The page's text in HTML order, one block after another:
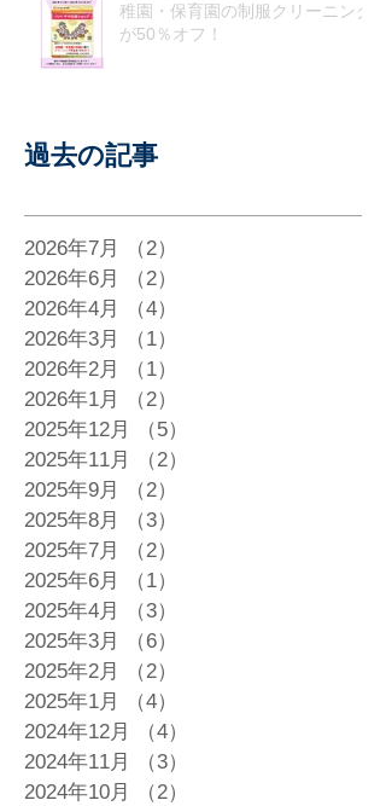
稚園・保育園の制服クリーニング
が50％オフ！
過去の記事
2026年7月 （2）
2026年6月
（2）
2026年4月
（4）
2026年3月
（1）
2026年2月
（1）
2026年1月
（2）
2025年12月
（5）
2025年11月
（2）
2025年9月
（2）
2025年8月
（3）
2025年7月
（2）
2025年6月
（1）
2025年4月
（3）
2025年3月
（6）
2025年2月
（2）
2025年1月
（4）
2024年12月
（4）
2024年11月
（3）
2024年10月
（2）